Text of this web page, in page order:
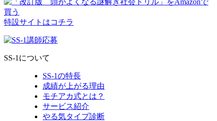
特設サイトはコチラ
SS-1について
SS-1の特長
成績が上がる理由
モチアカ式とは？
サービス紹介
やる気タイプ診断